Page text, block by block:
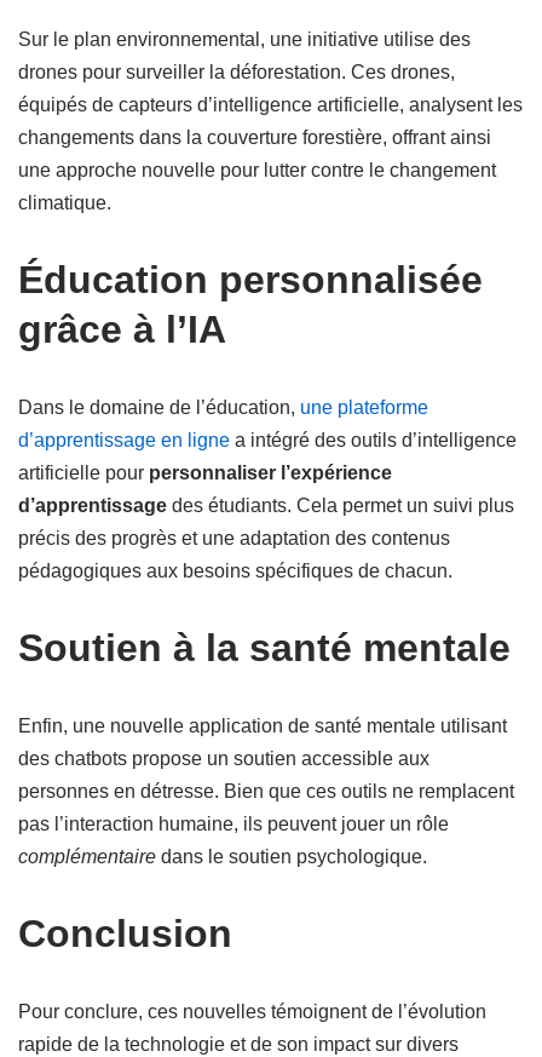
Sur le plan environnemental, une initiative utilise des
drones pour surveiller la déforestation. Ces drones,
équipés de capteurs d’intelligence artificielle, analysent les
changements dans la couverture forestière, offrant ainsi
une approche nouvelle pour lutter contre le changement
climatique.
Éducation personnalisée
grâce à l’IA
Dans le domaine de l’éducation, une plateforme
d’apprentissage en ligne a intégré des outils d’intelligence
artificielle pour personnaliser l’expérience
d’apprentissage des étudiants. Cela permet un suivi plus
précis des progrès et une adaptation des contenus
pédagogiques aux besoins spécifiques de chacun.
Soutien à la santé mentale
Enfin, une nouvelle application de santé mentale utilisant
des chatbots propose un soutien accessible aux
personnes en détresse. Bien que ces outils ne remplacent
pas l’interaction humaine, ils peuvent jouer un rôle
complémentaire dans le soutien psychologique.
Conclusion
Pour conclure, ces nouvelles témoignent de l’évolution
rapide de la technologie et de son impact sur divers